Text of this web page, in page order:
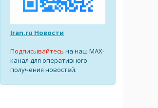
Iran.ru Новости
Подписывайтесь на наш MAX-
канал для оперативного
получения новостей.